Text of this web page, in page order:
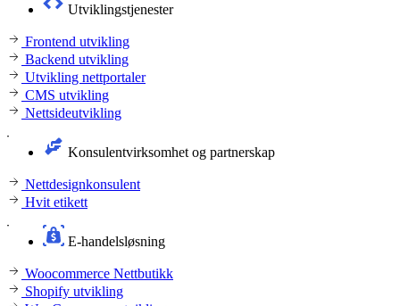
Utviklingstjenester
Frontend utvikling
Backend utvikling
Utvikling nettportaler
CMS utvikling
Nettsideutvikling
Konsulentvirksomhet og partnerskap
Nettdesignkonsulent
Hvit etikett
E-handelsløsning
Woocommerce Nettbutikk
Shopify utvikling